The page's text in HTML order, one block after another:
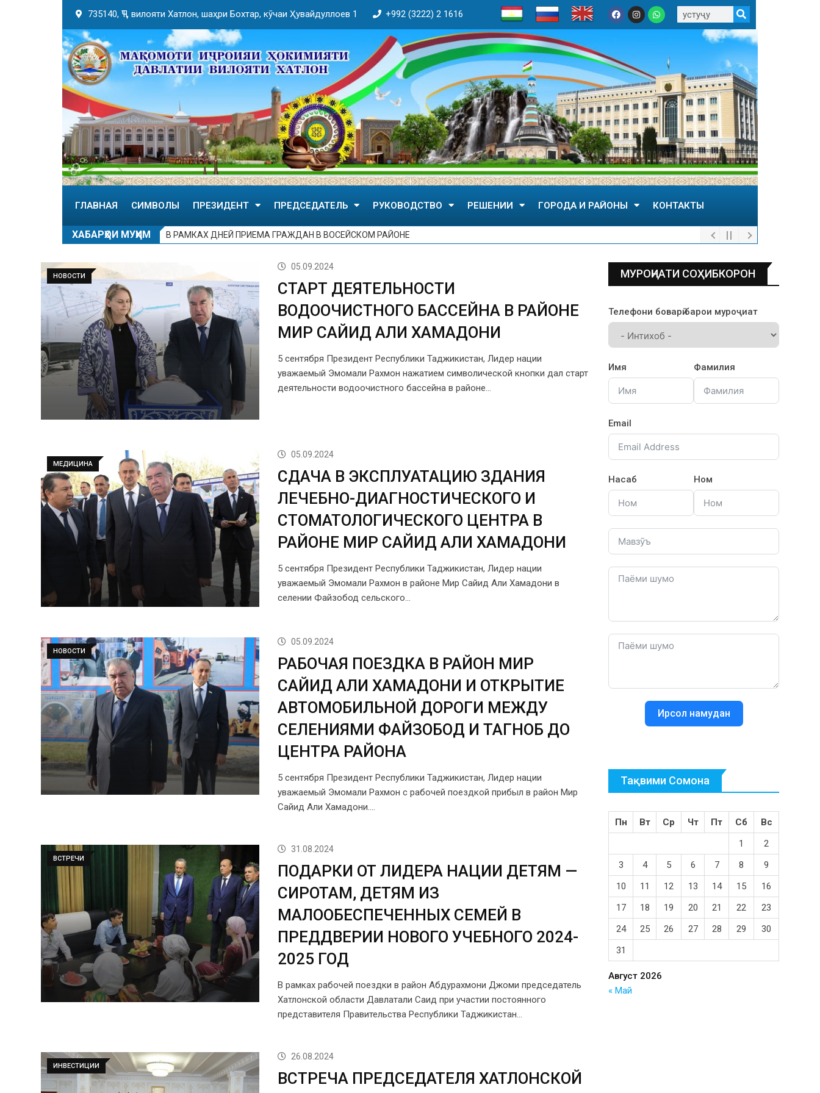
735140, ҶТ, вилояти Хатлон, шаҳри Бохтар, кӯчаи Ҳувайдуллоев 1 +992 (3222) 2 1616
ГЛАВНАЯ СИМВОЛЫ ПРЕЗИДЕНТ ПРЕДСЕДАТЕЛЬ РУКОВОДСТВО РЕШЕНИИ ГОРОДА И РАЙОНЫ КОНТАКТЫ
ХАБАРҲОИ МУҲИМ В РАМКАХ ДНЕЙ ПРИЕМА ГРАЖДАН В ВОСЕЙСКОМ РАЙОНЕ
НОВОСТИ
05.09.2024
СТАРТ ДЕЯТЕЛЬНОСТИ
ВОДООЧИСТНОГО БАССЕЙНА В РАЙОНЕ
МИР САЙИД АЛИ ХАМАДОНИ
5 сентября Президент Республики Таджикистан, Лидер нации
уважаемый Эмомали Рахмон нажатием символической кнопки дал старт
деятельности водоочистного бассейна в районе…
МЕДИЦИНА
05.09.2024
СДАЧА В ЭКСПЛУАТАЦИЮ ЗДАНИЯ
ЛЕЧЕБНО-ДИАГНОСТИЧЕСКОГО И
СТОМАТОЛОГИЧЕСКОГО ЦЕНТРА В
РАЙОНЕ МИР САЙИД АЛИ ХАМАДОНИ
5 сентября Президент Республики Таджикистан, Лидер нации
уважаемый Эмомали Рахмон в районе Мир Сайид Али Хамадони в
селении Файзобод сельского…
НОВОСТИ
05.09.2024
РАБОЧАЯ ПОЕЗДКА В РАЙОН МИР
САЙИД АЛИ ХАМАДОНИ И ОТКРЫТИЕ
АВТОМОБИЛЬНОЙ ДОРОГИ МЕЖДУ
СЕЛЕНИЯМИ ФАЙЗОБОД И ТАГНОБ ДО
ЦЕНТРА РАЙОНА
5 сентября Президент Республики Таджикистан, Лидер нации
уважаемый Эмомали Рахмон с рабочей поездкой прибыл в район Мир
Сайид Али Хамадони.…
ВСТРЕЧИ
31.08.2024
ПОДАРКИ ОТ ЛИДЕРА НАЦИИ ДЕТЯМ —
СИРОТАМ, ДЕТЯМ ИЗ
МАЛООБЕСПЕЧЕННЫХ СЕМЕЙ В
ПРЕДДВЕРИИ НОВОГО УЧЕБНОГО 2024-
2025 ГОД
В рамках рабочей поездки в район Абдурахмони Джоми председатель
Хатлонской области Давлатали Саид при участии постоянного
представителя Правительства Республики Таджикистан…
ИНВЕСТИЦИИ
26.08.2024
ВСТРЕЧА ПРЕДСЕДАТЕЛЯ ХАТЛОНСКОЙ
МУРОҶИАТИ СОҲИБКОРОН
Телефони боварӣ барои муроҷиат
Имя Фамилия
Email
Насаб Ном
Ирсол намудан
Тақвими Сомона
Август 2026
Пн Вт Ср Чт Пт Сб
Вс
1
2
3
4 5 6 7 8
9
10
11 12 13 14 15
16
17
18 19 20 21 22
23
24
25 26 27 28 29
30
31
« Май